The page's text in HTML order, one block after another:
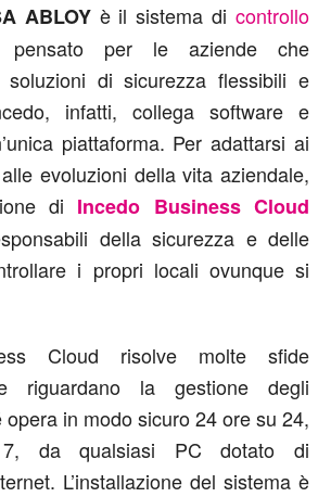
ABLOYè il sistema di controllo
pensato per le aziende che
soluzioni di sicurezza flessibili e
infatti, collega software e
piattaforma. Per adattarsi ai
evoluzioni della vita aziendale,
di Incedo Business Cloud
della sicurezza e delle
i propri locali ovunque si
Cloud risolve molte sfide
riguardano la gestione degli
in modo sicuro 24 ore su 24,
da qualsiasi PC dotato di
L’installazione del sistema è